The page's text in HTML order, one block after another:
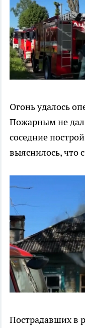
Огонь удалось
Пожарным не
соседние
выяснилось,
Пострадавших в